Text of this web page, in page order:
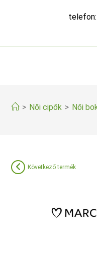
telefon:
> Női cipők > Női
Következő termék